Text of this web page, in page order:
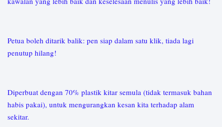
Petua boleh ditarik balik: pen siap dalam satu klik, tiada lagi
penutup hilang!
Diperbuat dengan 70% plastik kitar semula (tidak termasuk bahan
habis pakai), untuk mengurangkan kesan kita terhadap alam
sekitar.